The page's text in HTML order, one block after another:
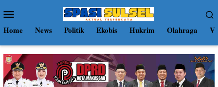
ke
kontenMobile
Home News Politik Ekobis Hukrim Olahraga